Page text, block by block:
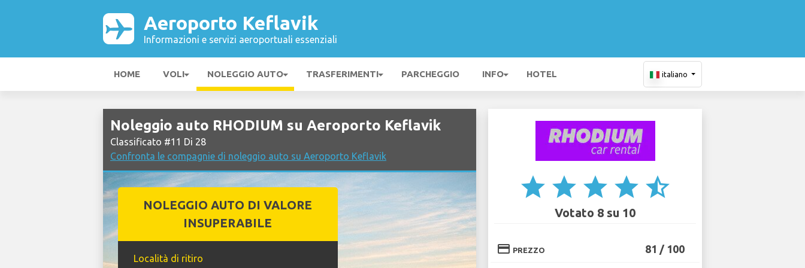
Aeroporto Keflavik
Informazioni e servizi aeroportuali essenziali
HOME VOLI NOLEGGIO AUTO TRASFERIMENTI PARCHEGGIO INFO HOTEL italiano
Noleggio auto RHODIUM su Aeroporto Keflavik
Classificato #11 Di 28
Confronta le compagnie di noleggio auto su Aeroporto Keflavik
NOLEGGIO AUTO DI VALORE
INSUPERABILE
Località di ritiro
star star star star star_half
Votato 8 su 10
credit_card PREZZO 81 / 100